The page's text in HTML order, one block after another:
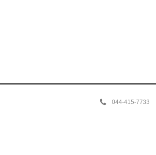
044-415-7733